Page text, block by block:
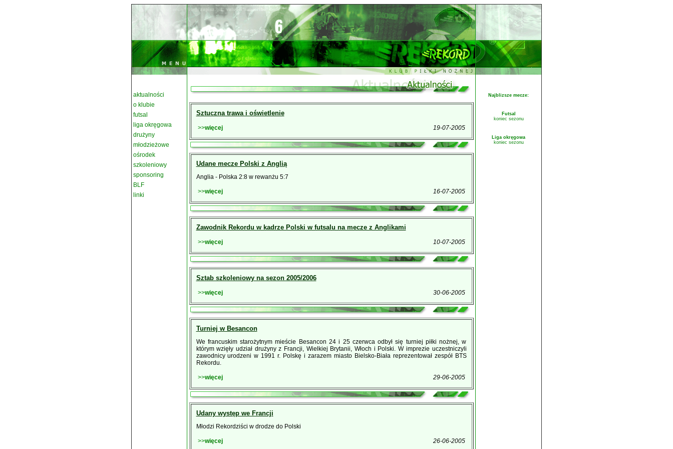
aktualności
o klubie
futsal
liga okręgowa
drużyny
młodzieżowe
ośrodek
szkoleniowy
sponsoring
BLF
linki
Sztuczna trawa i oświetlenie
>>więcej 19-07-2005
Udane mecze Polski z Anglią
Anglia - Polska 2:8 w rewanżu 5:7
>>więcej 16-07-2005
Zawodnik Rekordu w kadrze Polski w futsalu na mecze z Anglikami
>>więcej 10-07-2005
Sztab szkoleniowy na sezon 2005/2006
>>więcej 30-06-2005
Turniej w Besancon
We francuskim starożytnym mieście Besancon 24 i 25 czerwca odbył się turniej piłki nożnej, w
którym wzięły udział drużyny z Francji, Wielkiej Brytanii, Włoch i Polski. W imprezie uczestniczyli
zawodnicy urodzeni w 1991 r. Polskę i zarazem miasto Bielsko-Biała reprezentował zespół BTS
Rekordu.
>>więcej 29-06-2005
Udany występ we Francji
Młodzi Rekordziści w drodze do Polski
>>więcej 26-06-2005
Najblizsze mecze:
Futsal
koniec sezonu
Liga okręgowa
koniec sezonu